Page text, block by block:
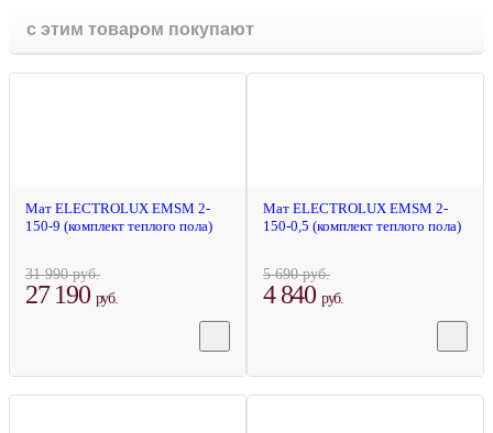
с этим товаром покупают
Мат ELECTROLUX EMSM 2-
150-9 (комплект теплого пола)
31 990 руб.
27 190 руб.
Мат ELECTROLUX EMSM 2-
150-0,5 (комплект теплого пола)
5 690 руб.
4 840 руб.